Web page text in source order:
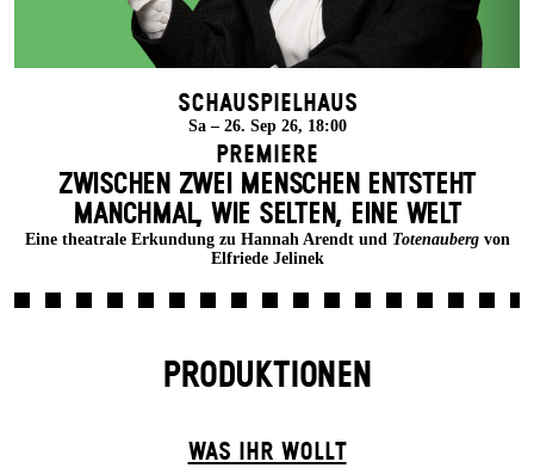
Schauspielhaus
Sa – 26. Sep 26, 18:00
Premiere
ZWISCHEN ZWEI MENSCHEN ENT­STEHT
MANCH­MAL, WIE SELTEN, EINE WELT
Eine theatrale Erkundung zu Hannah Arendt und Totenaubergvon
Elfriede Jelinek
PRODUKTIONEN
WAS IHR WOLLT